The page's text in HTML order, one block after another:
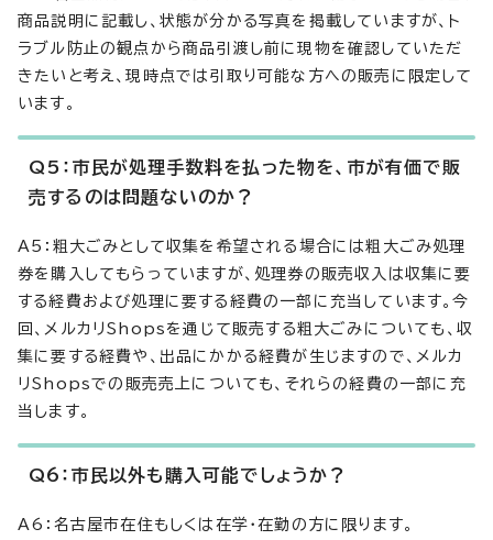
商品説明に記載し、状態が分かる写真を掲載していますが、ト
ラブル防止の観点から商品引渡し前に現物を確認していただ
きたいと考え、現時点では引取り可能な方への販売に限定して
います。
Q5：市民が処理手数料を払った物を、市が有価で販
売するのは問題ないのか？
A5：粗大ごみとして収集を希望される場合には粗大ごみ処理
券を購入してもらっていますが、処理券の販売収入は収集に要
する経費および処理に要する経費の一部に充当しています。今
回、メルカリShopsを通じて販売する粗大ごみについても、収
集に要する経費や、出品にかかる経費が生じますので、メルカ
リShopsでの販売売上についても、それらの経費の一部に充
当します。
Q6：市民以外も購入可能でしょうか？
A6：名古屋市在住もしくは在学・在勤の方に限ります。